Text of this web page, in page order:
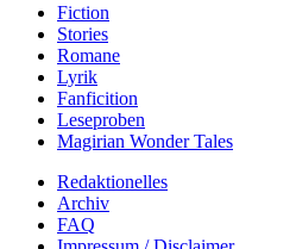
Fiction
Stories
Romane
Lyrik
Fanficition
Leseproben
Magirian Wonder Tales
Redaktionelles
Archiv
FAQ